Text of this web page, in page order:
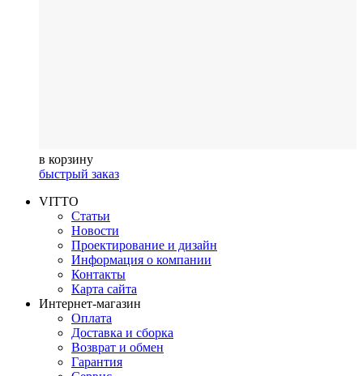
в корзину
быстрый заказ
VITTO
Статьи
Новости
Проектирование и дизайн
Информация о компании
Контакты
Карта сайта
Интернет-магазин
Оплата
Доставка и сборка
Возврат и обмен
Гарантия